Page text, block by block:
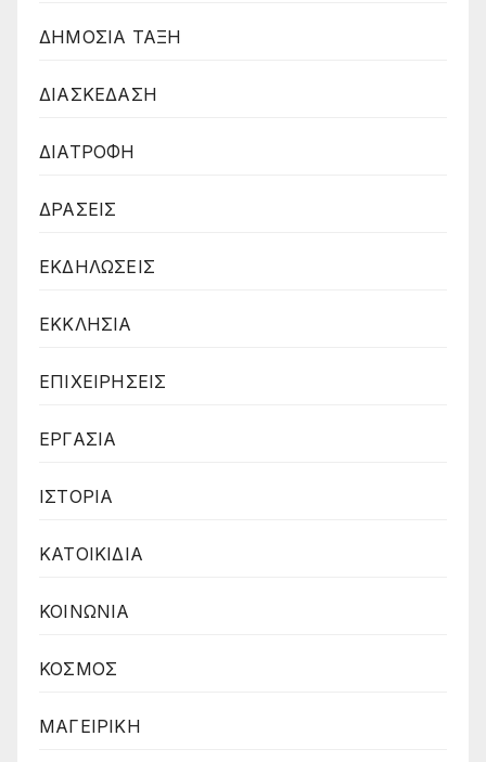
ΔΗΜΟΣΙΑ ΤΑΞΗ
ΔΙΑΣΚΕΔΑΣΗ
ΔΙΑΤΡΟΦΗ
ΔΡΑΣΕΙΣ
ΕΚΔΗΛΩΣΕΙΣ
ΕΚΚΛΗΣΙΑ
ΕΠΙΧΕΙΡΗΣΕΙΣ
ΕΡΓΑΣΙΑ
ΙΣΤΟΡΙΑ
ΚΑΤΟΙΚΙΔΙΑ
ΚΟΙΝΩΝΙΑ
ΚΟΣΜΟΣ
ΜΑΓΕΙΡΙΚΗ